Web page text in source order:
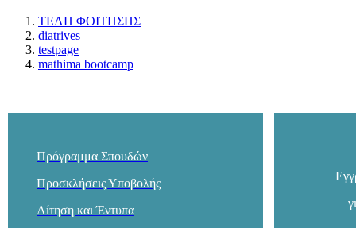
ΤΕΛΗ ΦΟΙΤΗΣΗΣ
diatrives
testpage
mathima bootcamp
Πρόγραμμα Σπουδών
Προσκλήσεις Υποβολής
Αίτηση και Έντυπα